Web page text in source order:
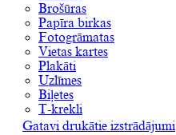
Brošūras
Papīra birkas
Fotogrāmatas
Vietas kartes
Plakāti
Uzlīmes
Biļetes
T-krekli
Gatavi drukātie izstrādājumi